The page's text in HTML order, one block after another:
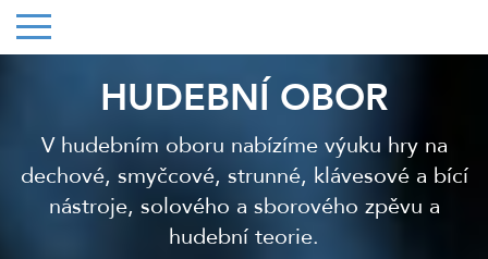
HUDEBNÍ OBOR
V hudebním oboru nabízíme výuku hry na
dechové, smyčcové, strunné, klávesové a bící
nástroje, solového a sborového zpěvu a
hudební teorie.